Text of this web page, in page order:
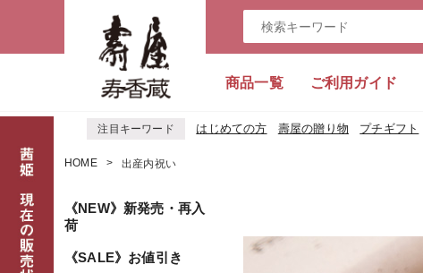
商品一覧 ご利用ガイド
注目キーワード はじめての方 壽屋の贈り物 プチギフト
HOME 出産内祝い
《NEW》新発売・再入
荷
《SALE》お値引き